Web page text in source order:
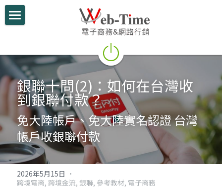
電商學堂
跨境電商
跨境行銷
微信行銷
網路開店
電商部落格
銀聯十問(2)：如何在台灣收
到銀聯付款？
免大陸帳戶、免大陸實名認證 台灣
帳戶收銀聯付款
2026年5月15日 ·
跨境電商, 跨境金流, 銀聯, 參考教材, 電子商務